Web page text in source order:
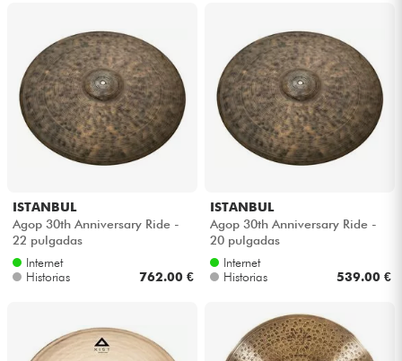
ISTANBUL
Agop 30th Anniversary Ride -
22 pulgadas
Internet
Historias
762.00 €
ISTANBUL
Agop 30th Anniversary Ride -
20 pulgadas
Internet
Historias
539.00 €